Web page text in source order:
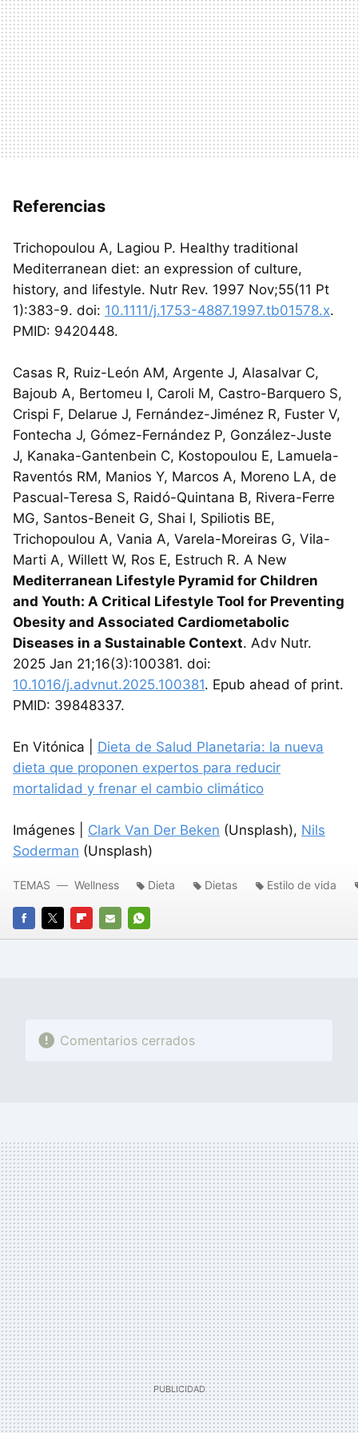
Referencias
Trichopoulou A, Lagiou P. Healthy traditional
Mediterranean diet: an expression of culture,
history, and lifestyle. Nutr Rev. 1997 Nov;55(11 Pt
1):383-9. doi: 10.1111/j.1753-4887.1997.tb01578.x.
PMID: 9420448.
Casas R, Ruiz-León AM, Argente J, Alasalvar C,
Bajoub A, Bertomeu I, Caroli M, Castro-Barquero S,
Crispi F, Delarue J, Fernández-Jiménez R, Fuster V,
Fontecha J, Gómez-Fernández P, González-Juste
J, Kanaka-Gantenbein C, Kostopoulou E, Lamuela-
Raventós RM, Manios Y, Marcos A, Moreno LA, de
Pascual-Teresa S, Raidó-Quintana B, Rivera-Ferre
MG, Santos-Beneit G, Shai I, Spiliotis BE,
Trichopoulou A, Vania A, Varela-Moreiras G, Vila-
Marti A, Willett W, Ros E, Estruch R. A New
Mediterranean Lifestyle Pyramid for Children
and Youth: A Critical Lifestyle Tool for Preventing
Obesity and Associated Cardiometabolic
Diseases in a Sustainable Context. Adv Nutr.
2025 Jan 21;16(3):100381. doi:
10.1016/j.advnut.2025.100381. Epub ahead of print.
PMID: 39848337.
En Vitónica | Dieta de Salud Planetaria: la nueva
dieta que proponen expertos para reducir
mortalidad y frenar el cambio climático
Imágenes | Clark Van Der Beken (Unsplash), Nils
Soderman (Unsplash)
FACEBOOK
TWITTERFLIPBOARD
E-
WHATSAPP
TEMAS Wellness Dieta Dietas Estilo de vida
Comentarios cerrados